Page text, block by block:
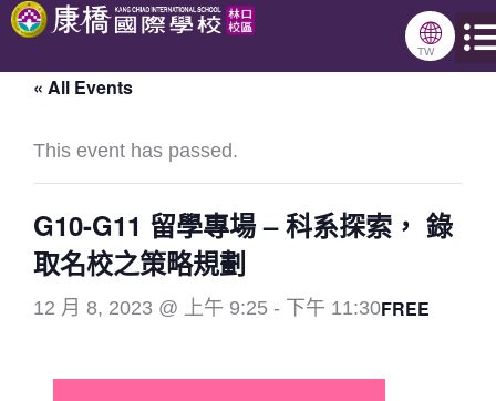
跳
🌐
TW
« All Events
This event has passed.
G10-G11 留學專場 – 科系探索， 錄
取名校之策略規劃
12 月 8, 2023 @ 上午 9:25- 下午 11:30FREE